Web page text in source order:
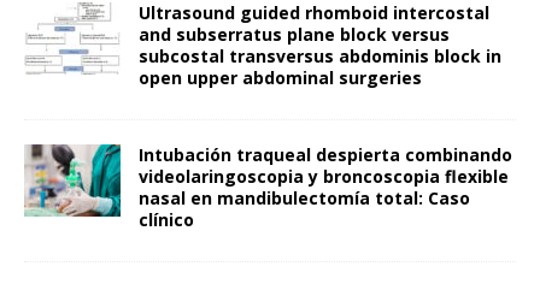
Ultrasound guided rhomboid intercostal
and subserratus plane block versus
subcostal transversus abdominis block in
open upper abdominal surgeries
Intubación traqueal despierta combinando
videolaringoscopia y broncoscopia flexible
nasal en mandibulectomía total: Caso
clínico